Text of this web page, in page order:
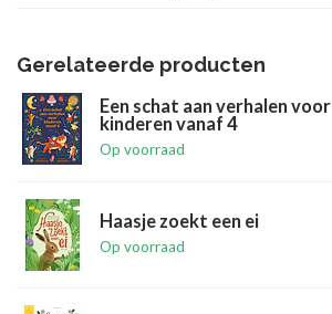
Gerelateerde producten
Een schat aan verhalen voor
kinderen vanaf 4
Op voorraad
Haasje zoekt een ei
Op voorraad